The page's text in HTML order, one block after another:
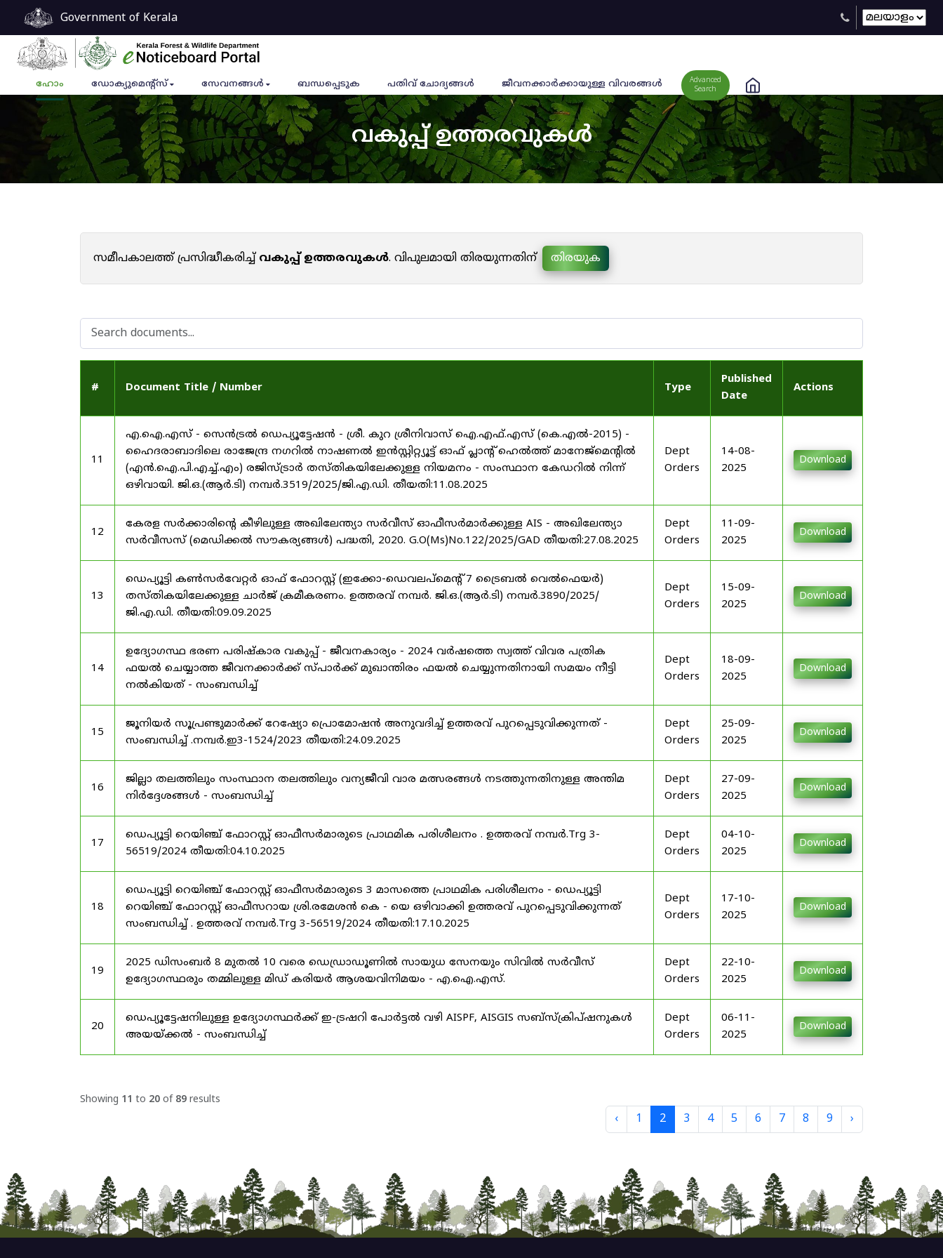
Government of Kerala
ഹോം ഡോക്യുമെൻ്റ്സ് സേവനങ്ങൾ ബന്ധപ്പെടുക പതിവ് ചോദ്യങ്ങൾ ജീവനക്കാര്‍ക്കായുള്ള വിവരങ്ങള്‍
Advanced
Search
വകുപ്പ് ഉത്തരവുകൾ
സമീപകാലത്ത് പ്രസിദ്ധീകരിച്ച്വകുപ്പ് ഉത്തരവുകൾ. വിപുലമായി തിരയുന്നതിന് തിരയുക
# Document Title / Number Type
Published
Date
Actions
11
എ.ഐ.എസ് - സെൻട്രൽ ഡെപ്യൂട്ടേഷൻ - ശ്രീ. കുറ ശ്രീനിവാസ് ഐ.എഫ്.എസ് (കെ.എൽ-2015) -
ഹൈദരാബാദിലെ രാജേന്ദ്ര നഗറിൽ നാഷണൽ ഇൻസ്റ്റിറ്റ്യൂട്ട് ഓഫ് പ്ലാന്റ് ഹെൽത്ത് മാനേജ്‌മെന്റിൽ
(എൻ.ഐ.പി.എച്ച്.എം) രജിസ്ട്രാർ തസ്തികയിലേക്കുള്ള നിയമനം - സംസ്ഥാന കേഡറിൽ നിന്ന്
ഒഴിവായി. ജി.ഒ.(ആർ.ടി) നമ്പർ.3519/2025/ജി.എ.ഡി. തീയതി:11.08.2025
Dept
Orders
14-08-
2025
Download
12
കേരള സർക്കാരിന്റെ കീഴിലുള്ള അഖിലേന്ത്യാ സർവീസ് ഓഫീസർമാർക്കുള്ള AIS - അഖിലേന്ത്യാ
സർവീസസ് (മെഡിക്കൽ സൗകര്യങ്ങൾ) പദ്ധതി, 2020. G.O(Ms)No.122/2025/GAD തീയതി:27.08.2025
Dept
Orders
11-09-
2025
Download
13
ഡെപ്യൂട്ടി കൺസർവേറ്റർ ഓഫ് ഫോറസ്റ്റ് (ഇക്കോ-ഡെവലപ്മെന്റ് 7 ട്രൈബൽ വെൽഫെയർ)
തസ്തികയിലേക്കുള്ള ചാർജ് ക്രമീകരണം. ഉത്തരവ് നമ്പർ. ജി.ഒ.(ആർ.ടി) നമ്പർ.3890/2025/
ജി.എ.ഡി. തീയതി:09.09.2025
Dept
Orders
15-09-
2025
Download
14
ഉദ്യോഗസ്ഥ ഭരണ പരിഷ്കാര വകുപ്പ് - ജീവനകാര്യം - 2024 വർഷത്തെ സ്വത്ത് വിവര പത്രിക
ഫയൽ ചെയ്യാത്ത ജീവനക്കാർക്ക് സ്പാർക്ക് മുഖാന്തിരം ഫയൽ ചെയ്യുന്നതിനായി സമയം നീട്ടി
നൽകിയത് - സംബന്ധിച്ച്
Dept
Orders
18-09-
2025
Download
15
ജൂനിയർ സൂപ്രണ്ടുമാർക്ക് റേഷ്യോ പ്രൊമോഷൻ അനുവദിച്ച് ഉത്തരവ് പുറപ്പെടുവിക്കുന്നത് -
സംബന്ധിച്ച് .നമ്പർ.ഇ3-1524/2023 തീയതി:24.09.2025
Dept
Orders
25-09-
2025
Download
16
ജില്ലാ തലത്തിലും സംസ്ഥാന തലത്തിലും വന്യജീവി വാര മത്സരങ്ങൾ നടത്തുന്നതിനുള്ള അന്തിമ
നിർദ്ദേശങ്ങൾ - സംബന്ധിച്ച്
Dept
Orders
27-09-
2025
Download
17
ഡെപ്യൂട്ടി റെയിഞ്ച് ഫോറസ്റ്റ് ഓഫീസർമാരുടെ പ്രാഥമിക പരിശീലനം . ഉത്തരവ് നമ്പർ.Trg 3-
56519/2024 തീയതി:04.10.2025
Dept
Orders
04-10-
2025
Download
18
ഡെപ്യൂട്ടി റെയിഞ്ച് ഫോറസ്റ്റ് ഓഫീസർമാരുടെ 3 മാസത്തെ പ്രാഥമിക പരിശീലനം - ഡെപ്യൂട്ടി
റെയിഞ്ച് ഫോറസ്റ്റ് ഓഫീസറായ ശ്രി.രമേശൻ കെ - യെ ഒഴിവാക്കി ഉത്തരവ് പുറപ്പെടുവിക്കുന്നത്
സംബന്ധിച്ച് . ഉത്തരവ് നമ്പർ.Trg 3-56519/2024 തീയതി:17.10.2025
Dept
Orders
17-10-
2025
Download
19
2025 ഡിസംബർ 8 മുതൽ 10 വരെ ഡെഡ്രാഡൂണിൽ സായുധ സേനയും സിവിൽ സർവീസ്
ഉദ്യോഗസ്ഥരും തമ്മിലുള്ള മിഡ് കരിയർ ആശയവിനിമയം - എ.ഐ.എസ്.
Dept
Orders
22-10-
2025
Download
20
ഡെപ്യൂട്ടേഷനിലുള്ള ഉദ്യോഗസ്ഥർക്ക് ഇ-ട്രഷറി പോർട്ടൽ വഴി AISPF, AISGIS സബ്‌സ്‌ക്രിപ്‌ഷനുകൾ
അയയ്ക്കൽ - സംബന്ധിച്ച്
Dept
Orders
06-11-
2025
Download
Showing 11 to 20 of 89 results
‹ 1 2 3 4 5 6 7 8 9 ›